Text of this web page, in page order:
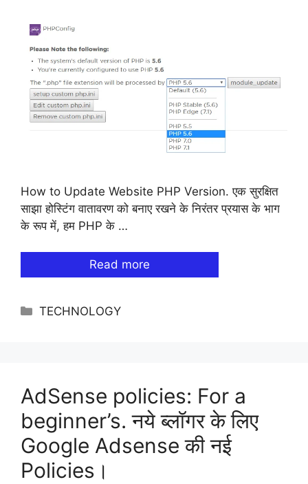
How to Update Website PHP Version. एक सुरक्षित
साझा होस्टिंग वातावरण को बनाए रखने के निरंतर प्रयास के भाग
के रूप में, हम PHP के …
Read more
Categories
TECHNOLOGY
AdSense policies: For a
beginner’s. नये ब्लॉगर के लिए
Google Adsense की नई
Policies।